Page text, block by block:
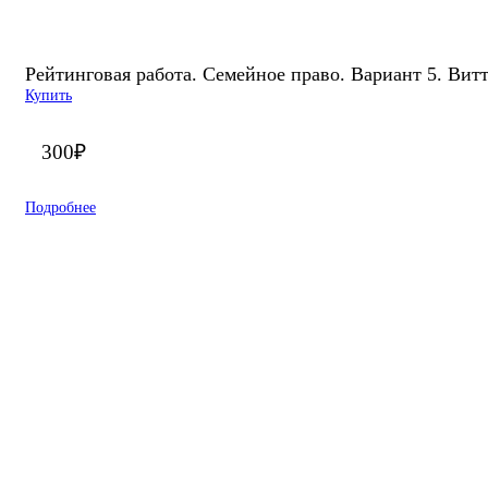
Рейтинговая работа. Семейное право. Вариант 5.
Купить
300₽
Подробнее